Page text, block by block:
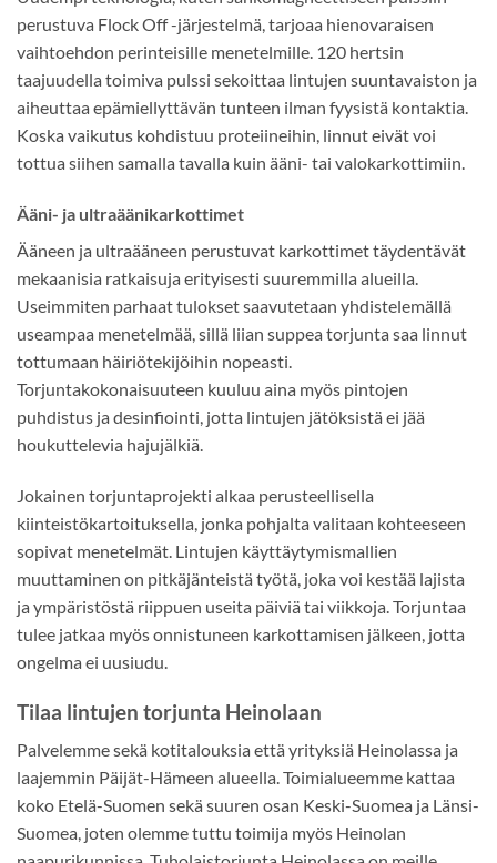
perustuva Flock Off -järjestelmä, tarjoaa hienovaraisen
vaihtoehdon perinteisille menetelmille. 120 hertsin
taajuudella toimiva pulssi sekoittaa lintujen suuntavaiston ja
aiheuttaa epämiellyttävän tunteen ilman fyysistä kontaktia.
Koska vaikutus kohdistuu proteiineihin, linnut eivät voi
tottua siihen samalla tavalla kuin ääni- tai valokarkottimiin.
Ääni- ja ultraäänikarkottimet
Ääneen ja ultraääneen perustuvat karkottimet täydentävät
mekaanisia ratkaisuja erityisesti suuremmilla alueilla.
Useimmiten parhaat tulokset saavutetaan yhdistelemällä
useampaa menetelmää, sillä liian suppea torjunta saa linnut
tottumaan häiriötekijöihin nopeasti.
Torjuntakokonaisuuteen kuuluu aina myös pintojen
puhdistus ja desinfiointi, jotta lintujen jätöksistä ei jää
houkuttelevia hajujälkiä.
Jokainen torjuntaprojekti alkaa perusteellisella
kiinteistökartoituksella, jonka pohjalta valitaan kohteeseen
sopivat menetelmät. Lintujen käyttäytymismallien
muuttaminen on pitkäjänteistä työtä, joka voi kestää lajista
ja ympäristöstä riippuen useita päiviä tai viikkoja. Torjuntaa
tulee jatkaa myös onnistuneen karkottamisen jälkeen, jotta
ongelma ei uusiudu.
Tilaa lintujen torjunta Heinolaan
Palvelemme sekä kotitalouksia että yrityksiä Heinolassa ja
laajemmin Päijät-Hämeen alueella. Toimialueemme kattaa
koko Etelä-Suomen sekä suuren osan Keski-Suomea ja Länsi-
Suomea, joten olemme tuttu toimija myös Heinolan